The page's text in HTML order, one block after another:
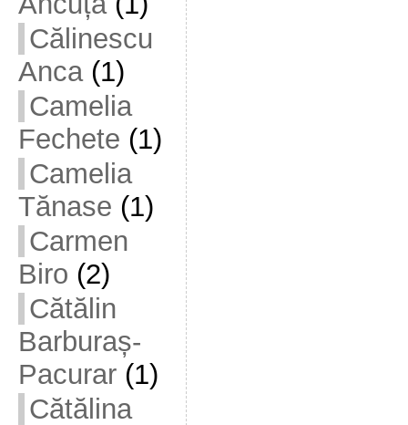
Călinescu
Anca(1)
Camelia
Fechete (1)
Camelia
Tănase (1)
Carmen
Biro (2)
Cătălin
Barburaș-
Pacurar(1)
Cătălina